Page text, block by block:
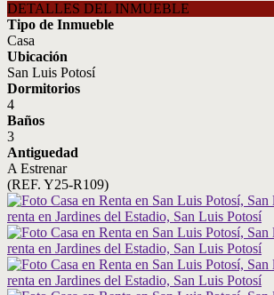
DETALLES DEL INMUEBLE
Tipo de Inmueble
Casa
Ubicación
San Luis Potosí
Dormitorios
4
Baños
3
Antiguedad
A Estrenar
(REF. Y25-R109)